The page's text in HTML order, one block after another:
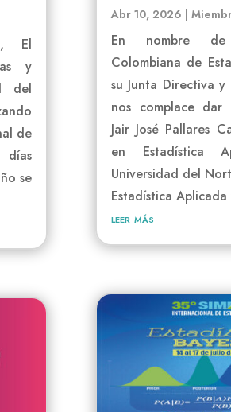
El
y
del
de
días
se
Abr 10, 2026 |
En nombre
Colombiana de
su Junta Directiva
nos complace
Jair José Pallares
en Estadística
Universidad del
Estadística Aplicada
leer más